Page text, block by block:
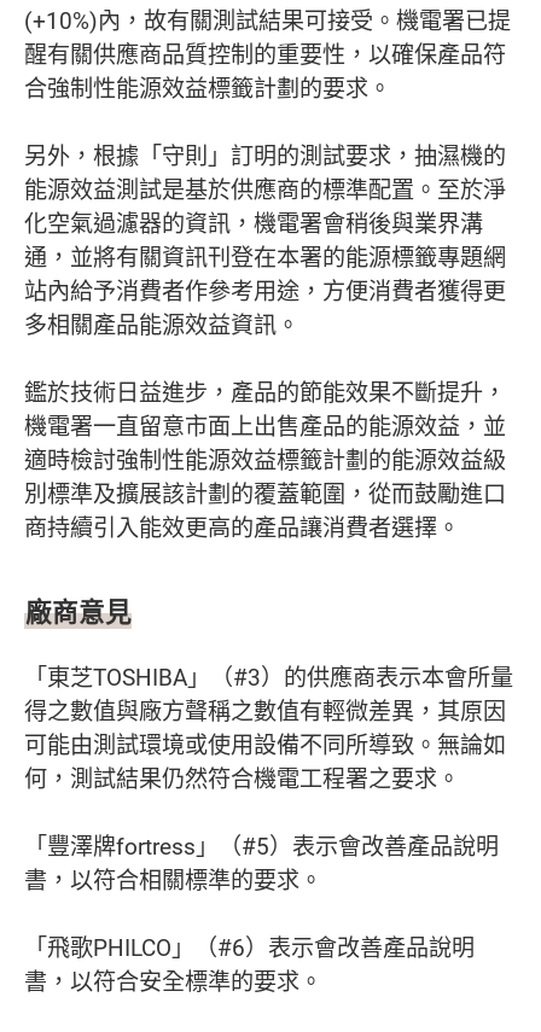
(+10%)內，故有關測試結果可接受。機電署已提
醒有關供應商品質控制的重要性，以確保產品符
合強制性能源效益標籤計劃的要求。
另外，根據「守則」訂明的測試要求，抽濕機的
能源效益測試是基於供應商的標準配置。至於淨
化空氣過濾器的資訊，機電署會稍後與業界溝
通，並將有關資訊刊登在本署的能源標籤專題網
站內給予消費者作參考用途，方便消費者獲得更
多相關產品能源效益資訊。
鑑於技術日益進步，產品的節能效果不斷提升，
機電署一直留意市面上出售產品的能源效益，並
適時檢討強制性能源效益標籤計劃的能源效益級
別標準及擴展該計劃的覆蓋範圍，從而鼓勵進口
商持續引入能效更高的產品讓消費者選擇。
廠商意見
「東芝TOSHIBA」（#3）的供應商表示本會所量
得之數值與廠方聲稱之數值有輕微差異，其原因
可能由測試環境或使用設備不同所導致。無論如
何，測試結果仍然符合機電工程署之要求。
「豐澤牌fortress」（#5）表示會改善產品說明
書，以符合相關標準的要求。
「飛歌PHILCO」（#6）表示會改善產品說明
書，以符合安全標準的要求。